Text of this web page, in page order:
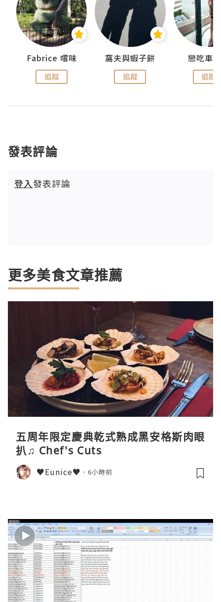
Fabrice 嚐味
追蹤
窩夫與蝦子餅
追蹤
戀吃車
追蹤
發表評論
登入發表評論
更多美食文章推薦
五周年限定慶典乾式熟成黑安格斯肉眼
扒♫ Chef's Cuts
♥Eunice♥ 6小時前